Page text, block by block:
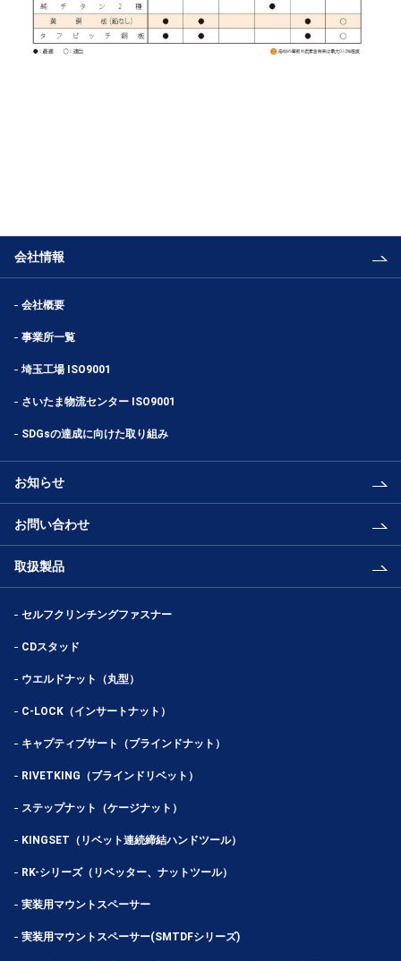
会社情報
会社概要
事業所一覧
埼玉工場 ISO9001
さいたま物流センター ISO9001
SDGsの達成に向けた取り組み
お知らせ
お問い合わせ
取扱製品
セルフクリンチングファスナー
CDスタッド
ウエルドナット（丸型）
C-LOCK（インサートナット）
キャプティブサート（ブラインドナット）
RIVETKING（ブラインドリベット）
ステップナット（ケージナット）
KINGSET（リベット連続締結ハンドツール）
RK-シリーズ（リベッター、ナットツール）
実装用マウントスペーサー
実装用マウントスペーサー(SMTDFシリーズ)